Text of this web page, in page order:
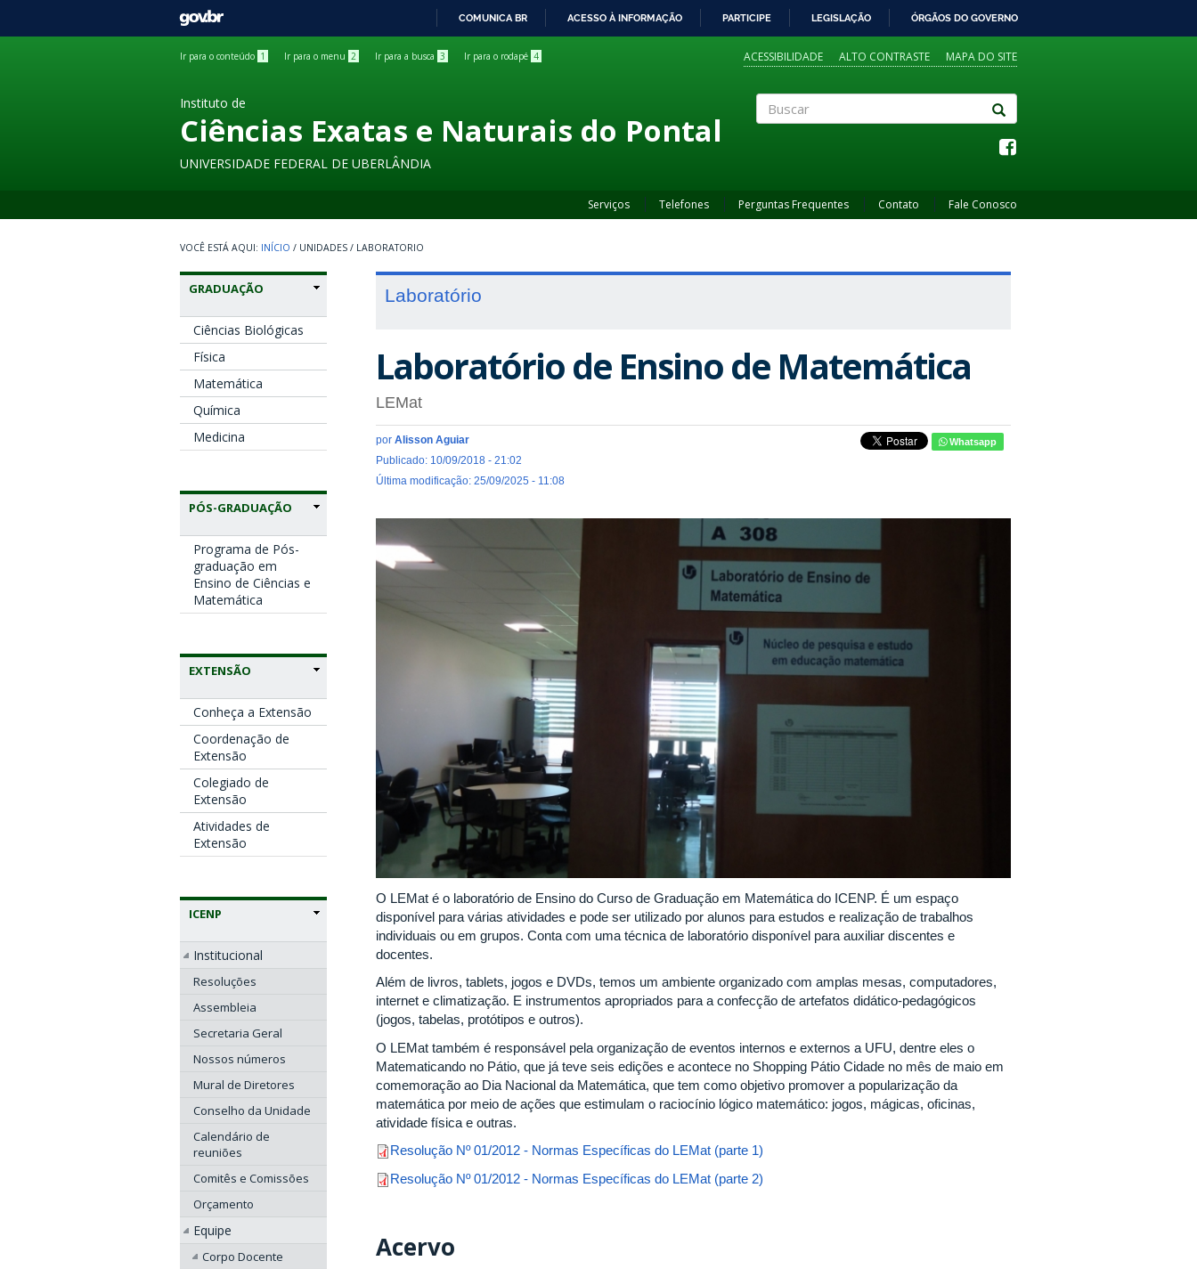
GOVBR
COMUNICA BR ACESSO À INFORMAÇÃO PARTICIPE LEGISLAÇÃO ÓRGÃOS DO GOVERNO
Ir para o conteúdo 1 Ir para o menu 2 Ir para a busca 3 Ir para o rodapé 4 ACESSIBILIDADE ALTO CONTRASTE MAPA DO SITE
Instituto de
Ciências Exatas e Naturais do Pontal
UNIVERSIDADE FEDERAL DE UBERLÂNDIA
Serviços Telefones Perguntas Frequentes Contato Fale Conosco
INÍCIO / UNIDADES / LABORATORIO
GRADUAÇÃO
Ciências Biológicas
Física
Matemática
Química
Medicina
PÓS-GRADUAÇÃO
Programa de Pós-
graduação em
Ensino de Ciências e
Matemática
EXTENSÃO
Conheça a Extensão
Coordenação de
Extensão
Colegiado de
Extensão
Atividades de
Extensão
ICENP
Institucional
Resoluções
Assembleia
Secretaria Geral
Nossos números
Mural de Diretores
Conselho da Unidade
Calendário de
reuniões
Comitês e Comissões
Orçamento
Equipe
Corpo Docente
Laboratório
Laboratório de Ensino de Matemática
LEMat
por Alisson Aguiar
Publicado: 10/09/2018 - 21:02
Última modificação: 25/09/2025 - 11:08
Whatsapp
O LEMat é o laboratório de Ensino do Curso de Graduação em Matemática do ICENP. É um espaço
disponível para várias atividades e pode ser utilizado por alunos para estudos e realização de trabalhos
individuais ou em grupos. Conta com uma técnica de laboratório disponível para auxiliar discentes e
docentes.
Além de livros, tablets, jogos e DVDs, temos um ambiente organizado com amplas mesas, computadores,
internet e climatização. E instrumentos apropriados para a confecção de artefatos didático-pedagógicos
(jogos, tabelas, protótipos e outros).
O LEMat também é responsável pela organização de eventos internos e externos a UFU, dentre eles o
Matematicando no Pátio, que já teve seis edições e acontece no Shopping Pátio Cidade no mês de maio em
comemoração ao Dia Nacional da Matemática, que tem como objetivo promover a popularização da
matemática por meio de ações que estimulam o raciocínio lógico matemático: jogos, mágicas, oficinas,
atividade física e outras.
Resolução Nº 01/2012 - Normas Específicas do LEMat (parte 1)
Resolução Nº 01/2012 - Normas Específicas do LEMat (parte 2)
Acervo